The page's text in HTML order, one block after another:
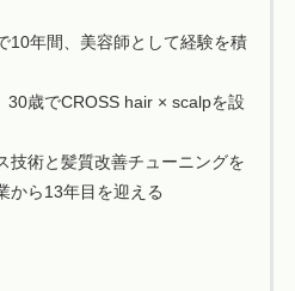
10年間、美容師として経験を積
30歳でCROSS hair × scalpを設
技術と髪質改善チューニングを
から13年目を迎える